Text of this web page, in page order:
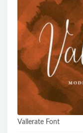
Vallerate Font